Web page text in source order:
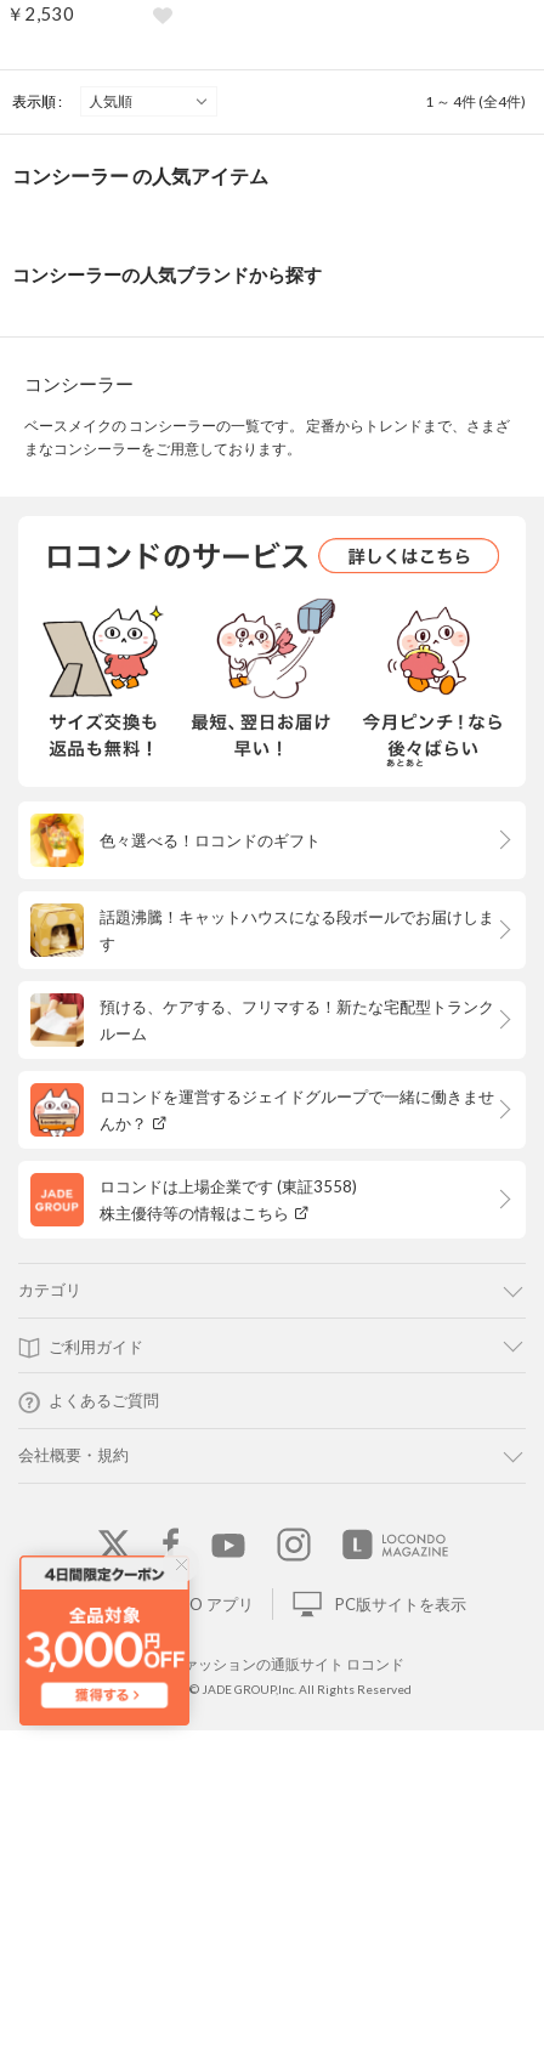
￥2,530
表示順 : 1 ～ 4件 (全4件)
コンシーラー の人気アイテム
コンシーラーの人気ブランドから探す
コンシーラー
ベースメイクの コンシーラーの一覧です。 定番からトレンドまで、さまざ
まなコンシーラーをご用意しております。
色々選べる！ロコンドのギフト
話題沸騰！キャットハウスになる段ボールでお届けしま
す
預ける、ケアする、フリマする！新たな宅配型トランク
ルーム
ロコンドを運営するジェイドグループで一緒に働きませ
んか？
ロコンドは上場企業です (東証3558)
株主優待等の情報はこちら
カテゴリ
ご利用ガイド
よくあるご質問
会社概要・規約
LOCONDO アプリ PC版サイトを表示
靴とファッションの通販サイト ロコンド
Copyright © JADE GROUP,Inc. All Rights Reserved